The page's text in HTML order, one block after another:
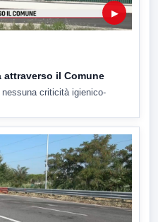
▶
attraverso il Comune
criticità igienico-